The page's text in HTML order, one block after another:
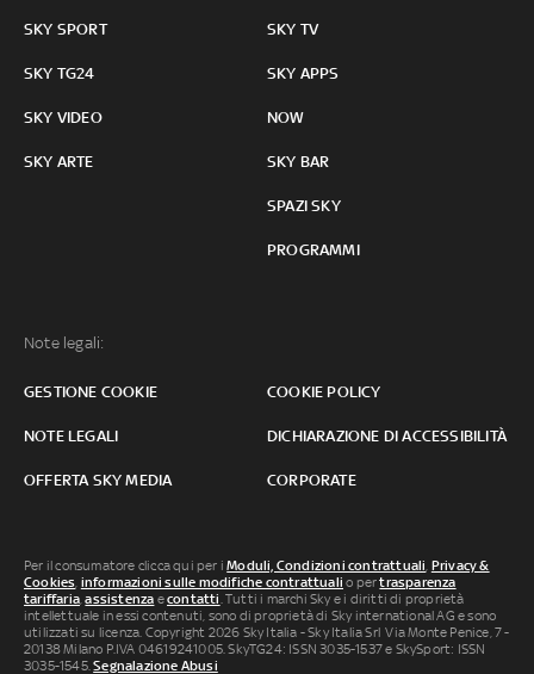
SKY SPORT
SKY TG24
SKY VIDEO
SKY ARTE
SKY TV
SKY APPS
NOW
SKY BAR
SPAZI SKY
PROGRAMMI
Note legali:
GESTIONE COOKIE COOKIE POLICY
NOTE LEGALI DICHIARAZIONE DI ACCESSIBILITÀ
OFFERTA SKY MEDIA CORPORATE
Per il consumatore clicca qui per iModuli, Condizioni contrattuali Privacy &
Cookies informazioni sulle modifiche contrattuali o pertrasparenza
tariffaria ,assistenza econtatti . Tutti i marchi Sky e i diritti di proprietà
intellettuale in essi contenuti, sono di proprietà di Sky international AG e sono
utilizzati su licenza. Copyright 2026 Sky Italia - Sky Italia Srl Via Monte Penice, 7 -
20138 Milano P.IVA 04619241005. SkyTG24: ISSN 3035-1537 e SkySport: ISSN
3035-1545.Segnalazione Abusi